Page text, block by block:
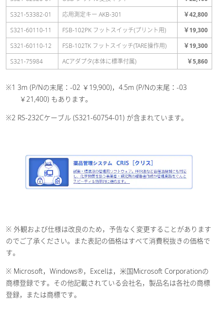
S321-53382-01
応用測定キー AKB-301
￥42,800
S321-60110-11
FSB-102PK フットスイッチ(プリント用)
￥19,300
S321-60110-12
FSB-102TK フットスイッチ(TARE操作用)
￥19,300
S321-75984
ACアダプタ(本体に標準付属) ￥5,860
※1 3m (P/Nの末尾：-02 ￥19,900)，4.5m (P/Nの末尾：-03
￥21,400) もあります。
※2 RS-232Cケーブル (S321-60754-01) が含まれています。
※ 外観および仕様は改良のため，予告なく変更することがあります
のでご了承ください。また表記の価格はすべて消費税抜きの価格で
す。
※ Microsoft，Windows®，Excelは，米国Microsoft Corporationの
商標登録です。その他記載されている会社名，製品名は各社の商標
登録，または商標です。